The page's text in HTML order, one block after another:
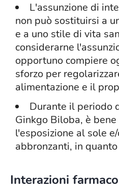
L'assunzione di
non può sostituirsi a
e a uno stile di vita
considerarne
opportuno compiere
sforzo per
alimentazione e il
Durante il periodo
Ginkgo Biloba, è
l'esposizione al sole
abbronzanti, in
Interazioni